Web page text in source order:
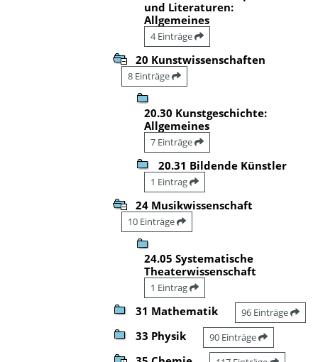
und Literaturen:
Allgemeines
4 Einträge
20 Kunstwissenschaften
8 Einträge
20.30 Kunstgeschichte:
Allgemeines
7 Einträge
20.31 Bildende Künstler
1 Eintrag
24 Musikwissenschaft
10 Einträge
24.05 Systematische
Theaterwissenschaft
1 Eintrag
31 Mathematik 96 Einträge
33 Physik 90 Einträge